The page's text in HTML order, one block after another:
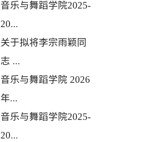
音乐与舞蹈学院2025-
20...
关于拟将李宗雨颖同
志 ...
音乐与舞蹈学院 2026
年...
音乐与舞蹈学院2025-
20...